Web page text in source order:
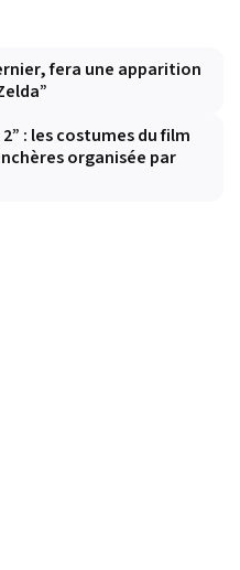
fera une apparition
: les costumes du film
organisée par